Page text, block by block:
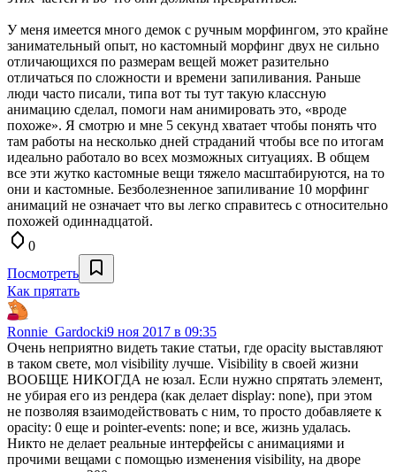
У меня имеется много демок с ручным морфингом, это крайне
занимательный опыт, но кастомный морфинг двух не сильно
отличающихся по размерам вещей может разительно
отличаться по сложности и времени запиливания. Раньше
люди часто писали, типа вот ты тут такую классную
анимацию сделал, помоги нам анимировать это, «вроде
похоже». Я смотрю и мне 5 секунд хватает чтобы понять что
там работы на несколько дней страданий чтобы все по итогам
идеально работало во всех мозможных ситуациях. В общем
все эти жутко кастомные вещи тяжело масштабируются, на то
они и кастомные. Безболезненное запиливание 10 морфинг
анимаций не означает что вы легко справитесь с относительно
похожей одиннадцатой.
0
Посмотреть
Как прятать
Ronnie_Gardocki9 ноя 2017 в 09:35
Очень неприятно видеть такие статьи, где opacity выставляют
в таком свете, мол visibility лучше. Visibility в своей жизни
ВООБЩЕ НИКОГДА не юзал. Если нужно спрятать элемент,
не убирая его из рендера (как делает display: none), при этом
не позволяя взаимодействовать с ним, то просто добавляете к
opacity: 0 еще и pointer-events: none; и все, жизнь удалась.
Никто не делает реальные интерфейсы с анимациями и
прочими вещами с помощью изменения visibility, на дворе